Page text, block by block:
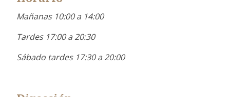
Mañanas 10:00 a 14:00
Tardes 17:00 a 20:30
Sábado tardes 17:30 a 20:00